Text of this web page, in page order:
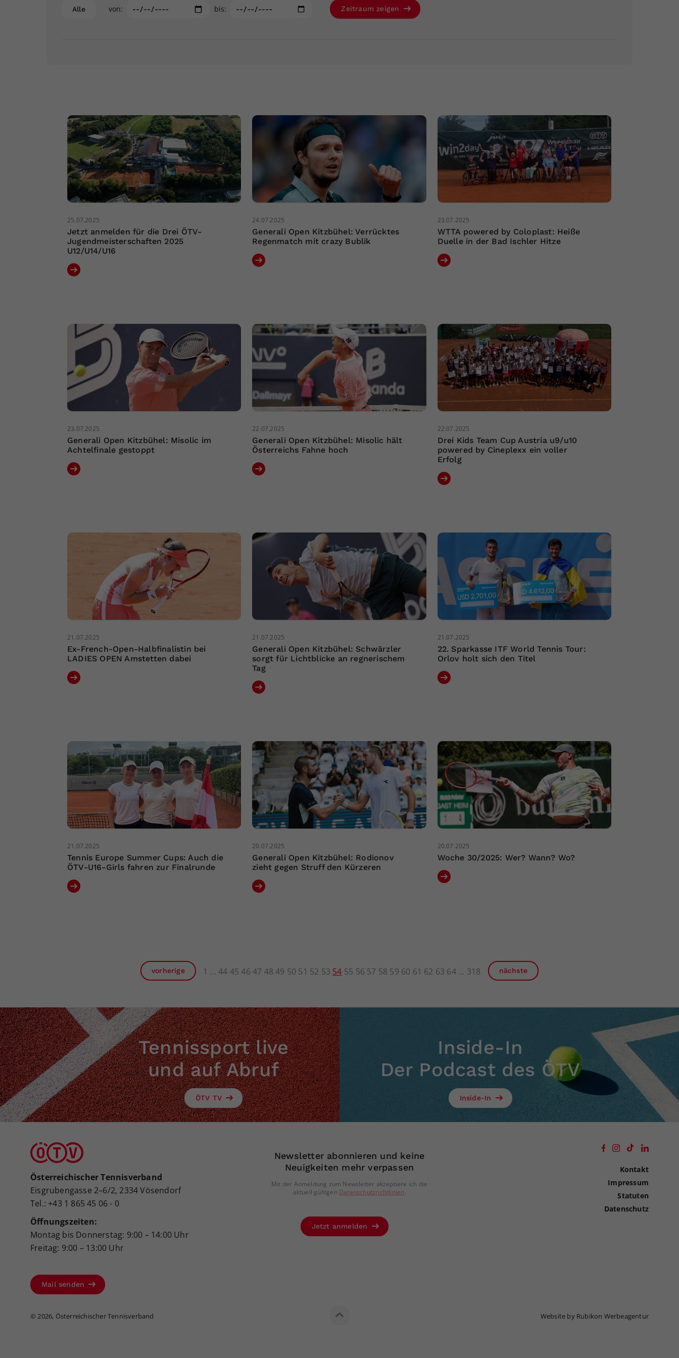
Alle von: bis: Zeitraum zeigen
25.07.2025
Jetzt anmelden für die Drei ÖTV-
Jugendmeisterschaften 2025
U12/U14/U16
24.07.2025
Generali Open Kitzbühel: Verrücktes
Regenmatch mit crazy Bublik
23.07.2025
WTTA powered by Coloplast: Heiße
Duelle in der Bad Ischler Hitze
23.07.2025
Generali Open Kitzbühel: Misolic im
Achtelfinale gestoppt
22.07.2025
Generali Open Kitzbühel: Misolic hält
Österreichs Fahne hoch
22.07.2025
Drei Kids Team Cup Austria u9/u10
powered by Cineplexx ein voller
Erfolg
21.07.2025
Ex-French-Open-Halbfinalistin bei
LADIES OPEN Amstetten dabei
21.07.2025
Generali Open Kitzbühel: Schwärzler
sorgt für Lichtblicke an regnerischem
Tag
21.07.2025
22. Sparkasse ITF World Tennis Tour:
Orlov holt sich den Titel
21.07.2025
Tennis Europe Summer Cups: Auch die
ÖTV-U16-Girls fahren zur Finalrunde
20.07.2025
Generali Open Kitzbühel: Rodionov
zieht gegen Struff den Kürzeren
20.07.2025
Woche 30/2025: Wer? Wann? Wo?
vorherige 1 44 45 46 47 48 49 50 51 52 53 54 55 56 57 58 59 60 61 62 63 64 318 nächste
Tennissport live
und auf Abruf
ÖTV TV
Inside-In
Der Podcast des ÖTV
Inside-In
Österreichischer Tennisverband
Eisgrubengasse 2–6/2, 2334 Vösendorf
Tel.: +43 1 865 45 06 - 0
Öffnungszeiten:
Montag bis Donnerstag: 9:00 – 14:00 Uhr
Freitag: 9:00 – 13:00 Uhr
Mail senden
Newsletter abonnieren und keine
Neuigkeiten mehr verpassen
Mit der Anmeldung zum Newsletter akzeptiere ich die
aktuell gültigen Datenschutzrichtlinien.
Jetzt anmelden
Kontakt
Impressum
Statuten
Datenschutz
© 2026, Österreichischer Tennisverband Website by Rubikon Werbeagentur
Ihrer vorgenommen Einstellungen, falls der